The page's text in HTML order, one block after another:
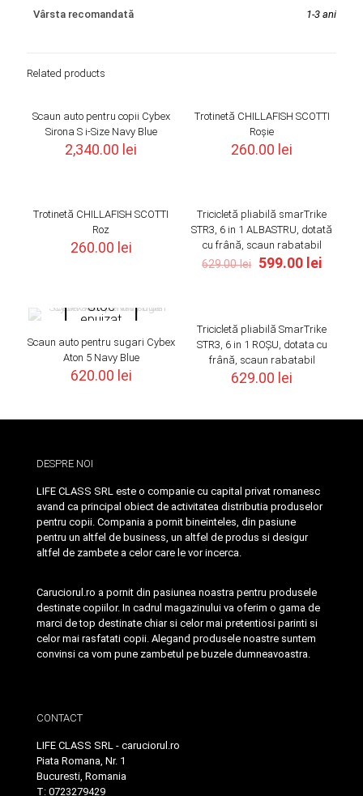
Vârsta recomandată 1-3 ani
Related products
Scaun auto pentru copii Cybex
Sirona S i-Size Navy Blue
2,340.00 lei
Trotinetă CHILLAFISH SCOTTI
Roșie
260.00 lei
Trotinetă CHILLAFISH SCOTTI
Roz
260.00 lei
ON SALE
Tricicletă pliabilă smarTrike
STR3, 6 in 1 ALBASTRU, dotată
cu frână, scaun rabatabil
629.00lei Original
599.00 lei
Stoc
epuizat
Scaun auto pentru sugari Cybex
Aton 5 Navy Blue
620.00 lei
Tricicletă pliabilă SmarTrike
STR3, 6 in 1 ROȘU, dotata cu
frână, scaun rabatabil
629.00 lei
DESPRE NOI
LIFE CLASS SRL este o companie cu capital privat romanesc
avand ca principal obiect de activitatea distributia produselor
pentru copii. Compania a pornit bineinteles, din pasiune
pentru un altfel de business, un altfel de produs si desigur
altfel de zambete a celor care le vor incerca.
Caruciorul.ro a pornit din pasiunea noastra pentru produsele
destinate copiilor. In cadrul magazinului va oferim o gama de
marci de top destinate chiar si celor mai pretentiosi parinti si
celor mai rasfatati copii. Alegand produsele noastre suntem
convinsi ca vom pune zambetul pe buzele dumneavoastra.
CONTACT
LIFE CLASS SRL - caruciorul.ro
Piata Romana, Nr. 1
Bucuresti, Romania
T: 0723279429